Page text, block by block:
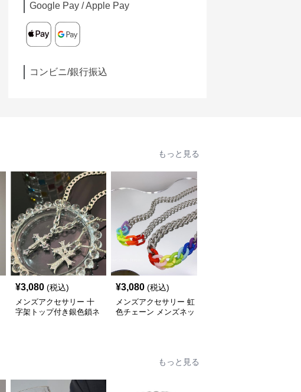
Google Pay / Apple Pay
コンビニ/銀行振込
もっと見る
¥3,080 (税込)
メンズアクセサリー 十
字架トップ付き銀色鎖ネ
¥3,080 (税込)
メンズアクセサリー 虹
色チェーン メンズネッ
もっと見る